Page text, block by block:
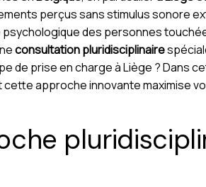
perçus sans stimulus sonore
des personnes
consultation pluridisciplinaire
de prise en charge à Liège ? Dans
approche innovante maximise